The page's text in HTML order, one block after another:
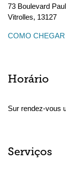
73 Boulevard
Vitrolles, 13127
COMO CHEGAR
Horário
Sur rendez-vous
Serviços